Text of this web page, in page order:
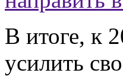
В итоге, к
усилить